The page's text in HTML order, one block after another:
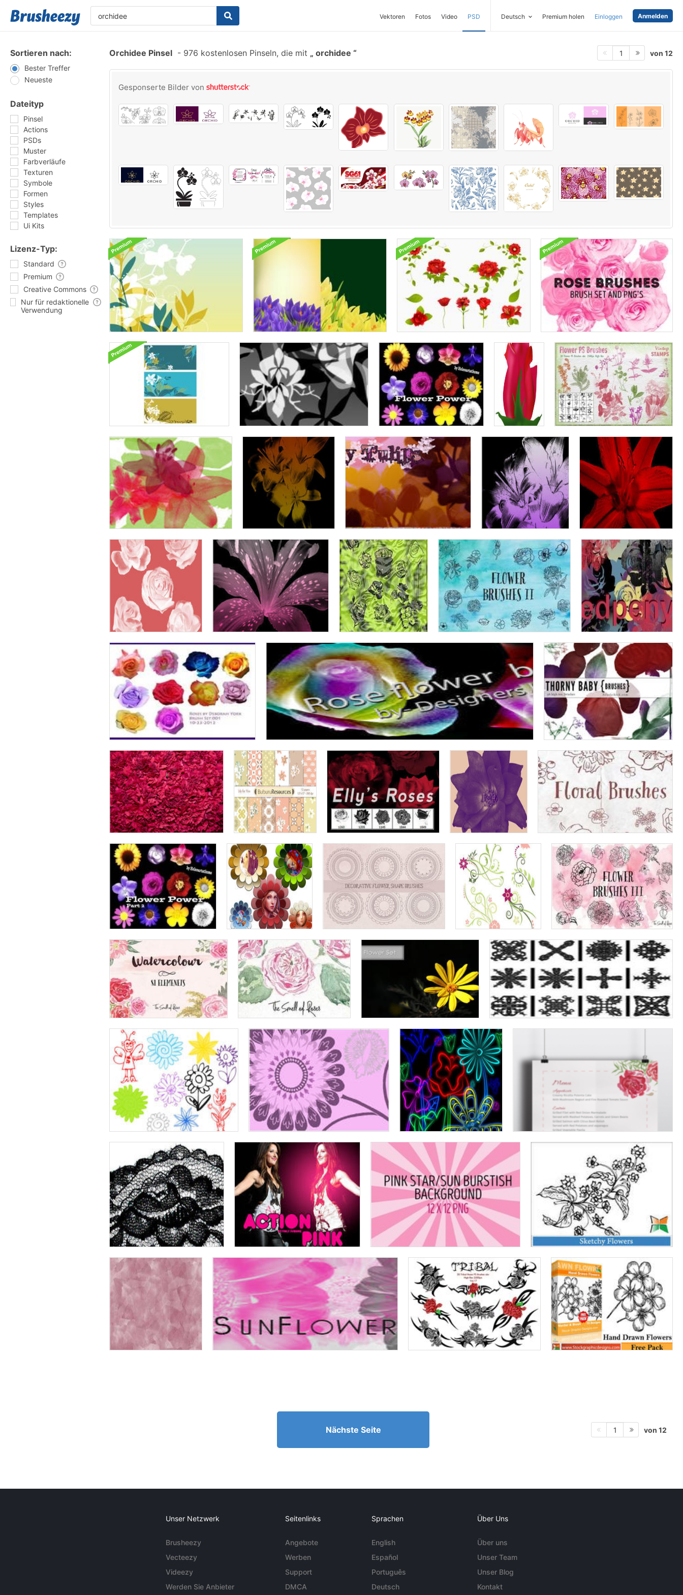
Vektoren Fotos Video PSD Deutsch Premium holen Einloggen Anmelden
Sortieren nach:
Bester Treffer
Neueste
Dateityp
Pinsel
Actions
PSDs
Muster
Farbverläufe
Texturen
Symbole
Formen
Styles
Templates
Ui Kits
Lizenz-Typ:
Standard
Premium
Creative Commons
Nur für redaktionelle
Verwendung
Orchidee Pinsel - 976 kostenlosen Pinseln, die mit orchidee 1 von 12
Gesponserte Bilder von
Nächste Seite 1 von 12
Unser Netzwerk
Brusheezy
Vecteezy
Videezy
Werden Sie Anbieter
Seitenlinks
Angebote
Werben
Support
DMCA
Sprachen
English
Español
Português
Deutsch
Über Uns
Über uns
Unser Team
Unser Blog
Kontakt